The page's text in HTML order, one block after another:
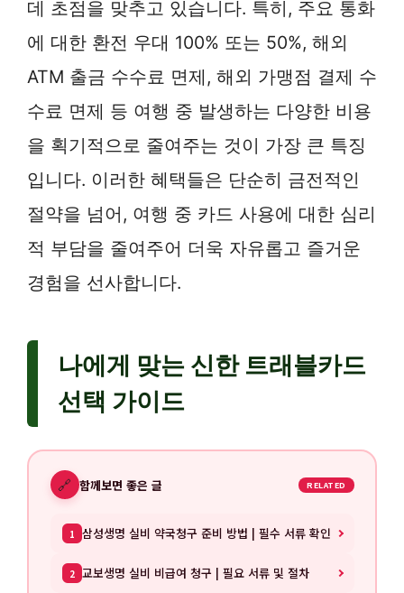
데 초점을 맞추고 있습니다. 특히, 주요 통화
에 대한 환전 우대 100% 또는 50%, 해외
ATM 출금 수수료 면제, 해외 가맹점 결제 수
수료 면제 등 여행 중 발생하는 다양한 비용
을 획기적으로 줄여주는 것이 가장 큰 특징
입니다. 이러한 혜택들은 단순히 금전적인
절약을 넘어, 여행 중 카드 사용에 대한 심리
적 부담을 줄여주어 더욱 자유롭고 즐거운
경험을 선사합니다.
나에게 맞는 신한 트래블카드
선택 가이드
🔗 함께보면 좋은 글 RELATED
1 삼성생명 실비 약국청구 준비 방법 | 필수 서류 확인
2 교보생명 실비 비급여 청구 | 필요 서류 및 절차